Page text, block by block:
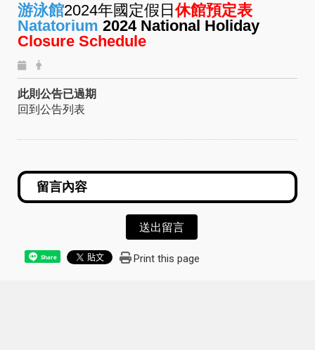
游泳館2024年國定假日休館預定表
Natatorium 2024 National Holiday
Closure Schedule
此則公告已過期
回到公告列表
送出留言
Share Print this page